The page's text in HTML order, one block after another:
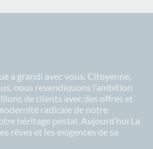
a grandi avec vous. Citoyenne,
nous revendiquons l’ambition
de clients avec des offres et
radicale de notre
héritage postal. Aujourd’hui La
rêves et les exigences de sa